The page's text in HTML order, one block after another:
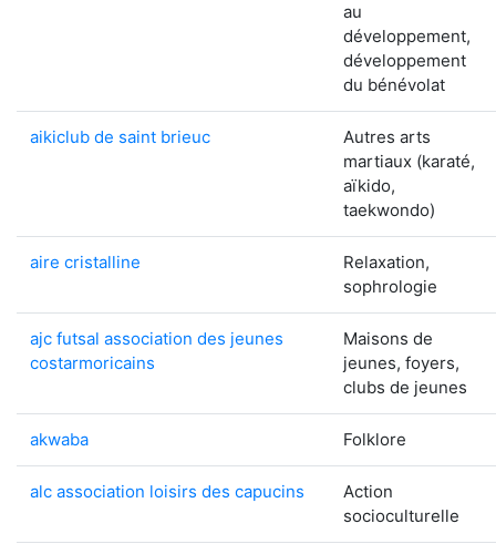
au
développement,
développement
du bénévolat
aikiclub de saint brieuc
Autres arts
martiaux (karaté,
aïkido,
taekwondo)
aire cristalline
Relaxation,
sophrologie
ajc futsal association des jeunes
costarmoricains
Maisons de
jeunes, foyers,
clubs de jeunes
akwaba Folklore
alc association loisirs des capucins
Action
socioculturelle